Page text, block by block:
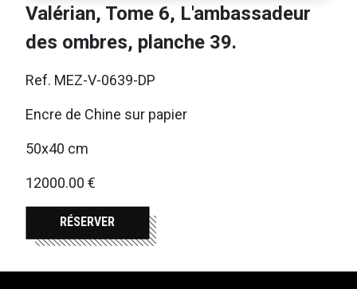
Valérian, Tome 6, L'ambassadeur
des ombres, planche 39.
Ref. MEZ-V-0639-DP
Encre de Chine sur papier
50x40 cm
12000.00 €
RÉSERVER